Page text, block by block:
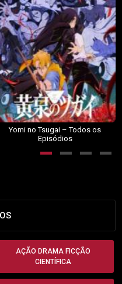
Yomi no Tsugai – Todos os
Episódios
AÇÃO DRAMA FICÇÃO
CIENTÍFICA